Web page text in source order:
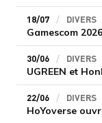
18/07 DIVERS
30/06 DIVERS
22/06 DIVERS